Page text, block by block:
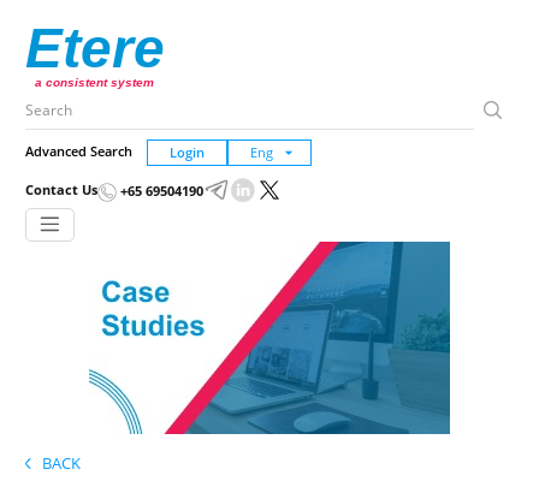
Etere
a consistent system
Advanced Search Login
Contact Us +65 69504190
BACK